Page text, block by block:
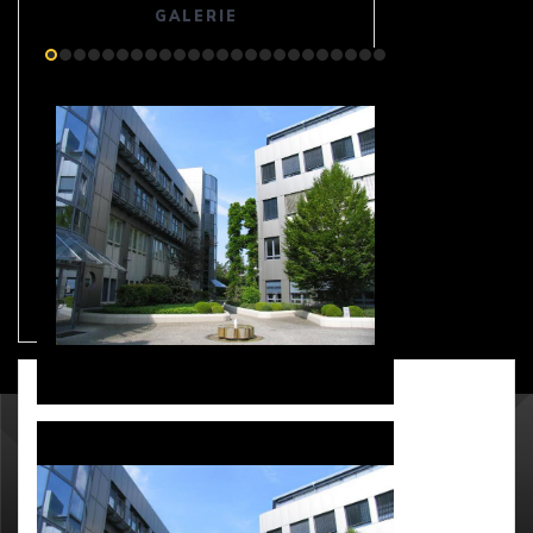
GALERIE
SBH GmbH, Hardtwald 9, 76275 Ettlingen